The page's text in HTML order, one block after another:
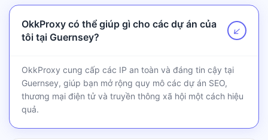
OkkProxy có thể giúp gì cho các dự án của
tôi tại Guernsey?
↗
OkkProxy cung cấp các IP an toàn và đáng tin cậy tại
Guernsey, giúp bạn mở rộng quy mô các dự án SEO,
thương mại điện tử và truyền thông xã hội một cách hiệu
quả.